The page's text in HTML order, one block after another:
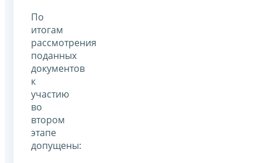
По
итогам
рассмотрения
поданных
документов
к
участию
во
втором
этапе
допущены: